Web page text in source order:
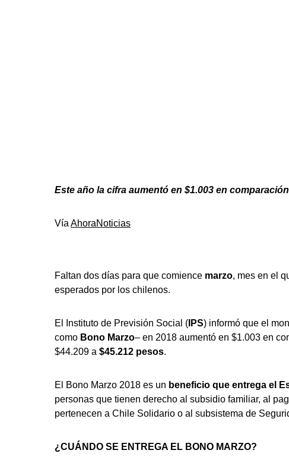
Este año la cifra aumentó en $1.003 en comparación
Vía AhoraNoticias
Faltan dos días para que comience marzo, mes en el
esperados por los chilenos.
El Instituto de Previsión Social ( IPS) informó que el
como Bono Marzo– en 2018 aumentó en $1.003 en
$44.209 a $45.212 pesos.
El Bono Marzo 2018 es un beneficio que entrega el
personas que tienen derecho al subsidio familiar, al
pertenecen a Chile Solidario o al subsistema de
¿CUÁNDO SE ENTREGA EL BONO MARZO?